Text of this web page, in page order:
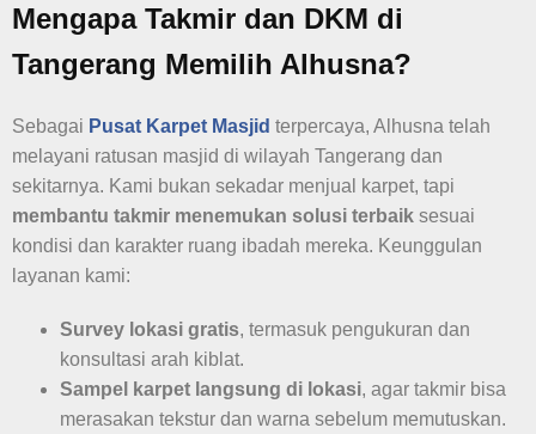
Mengapa Takmir dan DKM di
Tangerang Memilih Alhusna?
Sebagai Pusat Karpet Masjid terpercaya, Alhusna telah
melayani ratusan masjid di wilayah Tangerang dan
sekitarnya. Kami bukan sekadar menjual karpet, tapi
membantu takmir menemukan solusi terbaik sesuai
kondisi dan karakter ruang ibadah mereka. Keunggulan
layanan kami:
Survey lokasi gratis, termasuk pengukuran dan
konsultasi arah kiblat.
Sampel karpet langsung di lokasi, agar takmir bisa
merasakan tekstur dan warna sebelum memutuskan.